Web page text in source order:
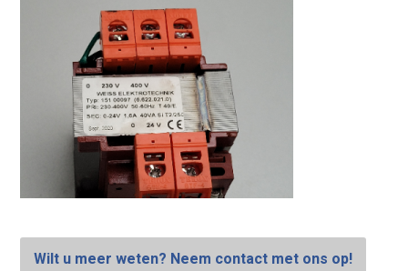
Wilt u meer weten? Neem contact met ons op!